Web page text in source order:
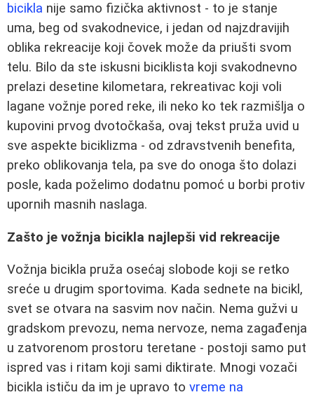
bicikla nije samo fizička aktivnost - to je stanje
uma, beg od svakodnevice, i jedan od najzdravijih
oblika rekreacije koji čovek može da priušti svom
telu. Bilo da ste iskusni biciklista koji svakodnevno
prelazi desetine kilometara, rekreativac koji voli
lagane vožnje pored reke, ili neko ko tek razmišlja o
kupovini prvog dvotočkaša, ovaj tekst pruža uvid u
sve aspekte biciklizma - od zdravstvenih benefita,
preko oblikovanja tela, pa sve do onoga što dolazi
posle, kada poželimo dodatnu pomoć u borbi protiv
upornih masnih naslaga.
Zašto je vožnja bicikla najlepši vid rekreacije
Vožnja bicikla pruža osećaj slobode koji se retko
sreće u drugim sportovima. Kada sednete na bicikl,
svet se otvara na sasvim nov način. Nema gužvi u
gradskom prevozu, nema nervoze, nema zagađenja
u zatvorenom prostoru teretane - postoji samo put
ispred vas i ritam koji sami diktirate. Mnogi vozači
bicikla ističu da im je upravo to vreme na